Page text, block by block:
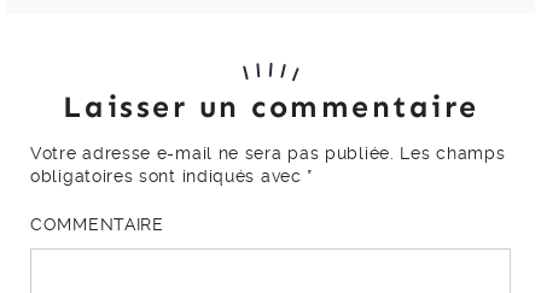
Laisser un commentaire
Votre adresse e-mail ne sera pas publiée.
Les champs
obligatoires sont indiqués avec *
COMMENTAIRE